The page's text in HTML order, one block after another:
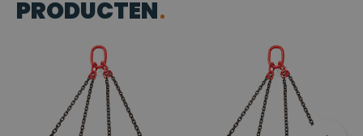
PRODUCTEN